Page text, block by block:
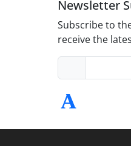
Newsletter
Subscribe to
receive the